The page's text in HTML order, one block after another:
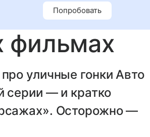
кино:
фильмах
уличные гонки Авто
серии — и кратко
Осторожно —
Попробовать